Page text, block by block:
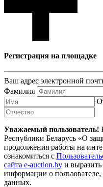
Регистрация на площадке
Ваш адрес электронной
Фамилия
Уважаемый пользователь!
Республики Беларусь «О
продолжения работы на
ознакомиться с
сайта e-auction.by и выразить
информации о
данных.